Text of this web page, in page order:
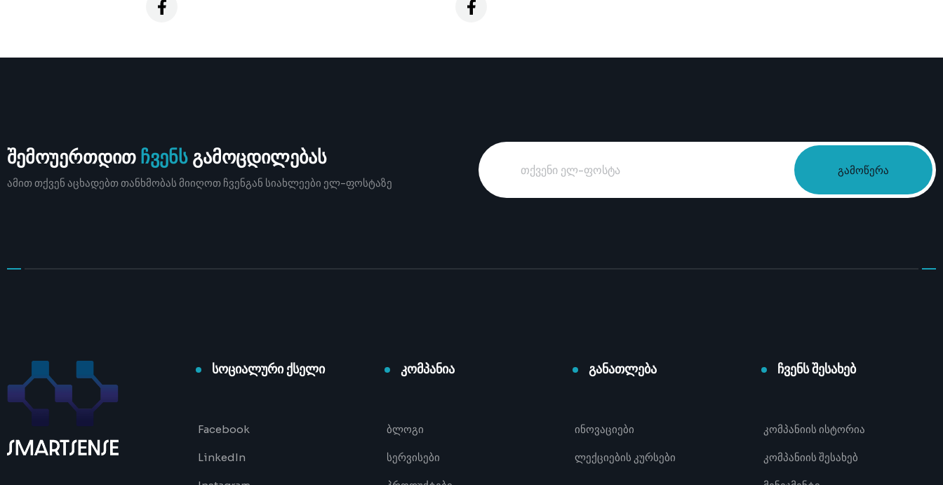
შემოუერთდით ჩვენს გამოცდილებას
ამით თქვენ აცხადებთ თანხმობას მიიღოთ ჩვენგან სიახლეები ელ-ფოსტაზე
გამოწერა
სოციალური ქსელი
Facebook
LinkedIn
კომპანია
ბლოგი
სერვისები
განათლება
ინოვაციები
ლექციების კურსები
ჩვენს შესახებ
კომპანიის ისტორია
კომპანიის შესახებ